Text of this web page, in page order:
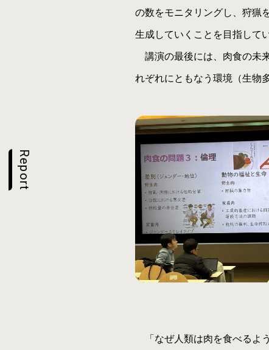
Report
の数をモニタリングし、狩猟
生成していくことを目指して
講演の最後には、肉食の未
れぞれにともなう環境（生物
「なぜ人類は肉を食べるよ